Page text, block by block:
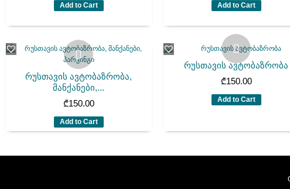
Add to Cart Add to Cart
რუსთავის ავტობაზრობა,
მანქანები,...
₾150.00
Add to Cart
რუსთავის ავტობაზრობა
₾150.00
Add to Cart